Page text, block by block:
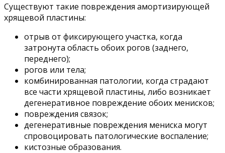
Существуют такие повреждения амортизирующей
хрящевой пластины:
отрыв от фиксирующего участка, когда
затронута область обоих рогов (заднего,
переднего);
рогов или тела;
комбинированная патологии, когда страдают
все части хрящевой пластины, либо возникает
дегенеративное повреждение обоих менисков;
повреждения связок;
дегенеративные повреждения мениска могут
спровоцировать патологические воспаление;
кистозные образования.